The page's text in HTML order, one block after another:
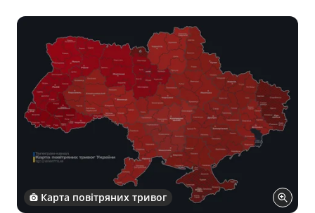
Карта повітряних тривог